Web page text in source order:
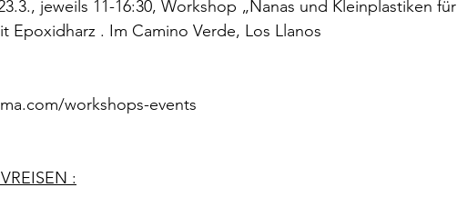
jeweils 11-16:30, Workshop „Nanas und Kleinplastiken für
Epoxidharz . Im Camino Verde, Los Llanos
workshops-events
: